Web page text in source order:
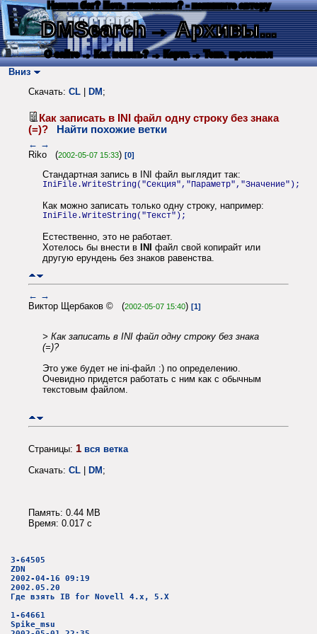
Нашли баг? Есть пожелания? - напишите автору
DMSearch→ Архивы...
О сайте → Как искать? → Карта → Текс. протокол
Вниз
Скачать: CL DM ;
Как записать в INI файл одну строку без знака
(=)?
Найти похожие ветки
← →
Riko (2002-05-07 15:33) [0]
Стандартная запись в INI файл выглядит так:
IniFile.WriteString("Секция","Параметр","Значение");
Как можно записать только одну строку, например:
IniFile.WriteString("Текст");
Естественно, это не работает.
Хотелось бы внести в
INI
файл свой копирайт или
другую ерундень без знаков равенства.
← →
Виктор Щербаков © (2002-05-07 15:40) [1]
> Как записать в INI файл одну строку без знака
(=)?
Это уже будет не ini-файл :) по определению.
Очевидно придется работать с ним как с обычным
текстовым файлом.
Страницы: 1 вся ветка
Скачать: CL DM ;
Память: 0.44 MB
Время: 0.017 c
3-64505
ZDN
2002-04-16 09:19
2002.05.20
Где взять IB for Novell 4.x, 5.X
1-64661
Spike_msu